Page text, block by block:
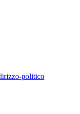
politico